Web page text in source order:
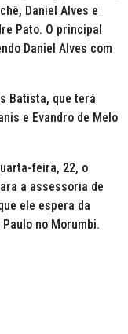
Daniel Alves e
Pato. O principal
Daniel Alves com
Batista, que terá
e Evandro de Melo
feira, 22, o
a assessoria de
ele espera da
no Morumbi.